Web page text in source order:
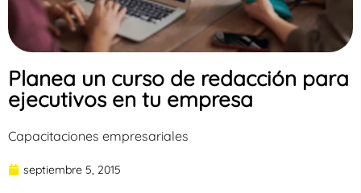
Planea un curso de redacción para
ejecutivos en tu empresa
Capacitaciones empresariales
septiembre 5, 2015